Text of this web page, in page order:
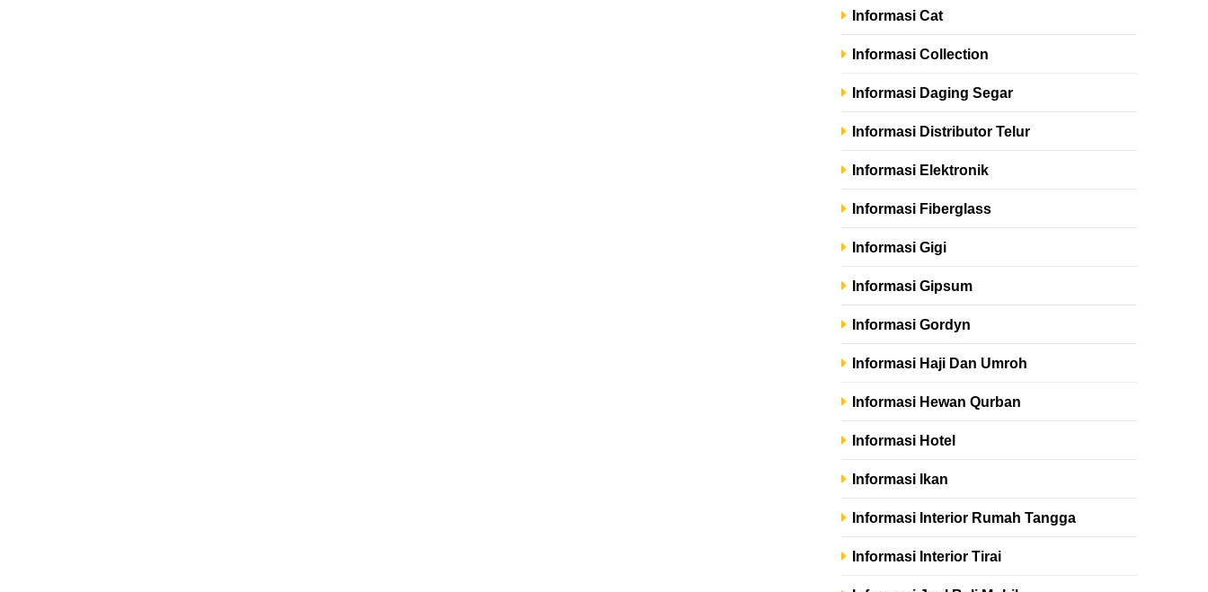
Informasi Cat
Informasi Collection
Informasi Daging Segar
Informasi Distributor Telur
Informasi Elektronik
Informasi Fiberglass
Informasi Gigi
Informasi Gipsum
Informasi Gordyn
Informasi Haji Dan Umroh
Informasi Hewan Qurban
Informasi Hotel
Informasi Ikan
Informasi Interior Rumah Tangga
Informasi Interior Tirai